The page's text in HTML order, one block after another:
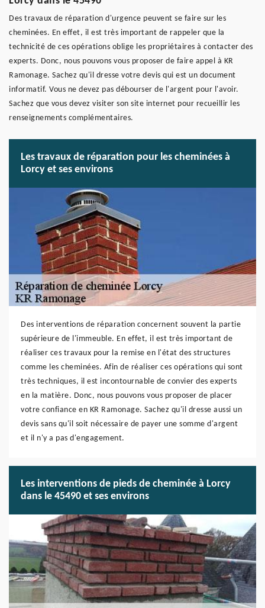
Des travaux de réparation d'urgence peuvent se faire sur les
cheminées. En effet, il est très important de rappeler que la
technicité de ces opérations oblige les propriétaires à contacter des
experts. Donc, nous pouvons vous proposer de faire appel à KR
Ramonage. Sachez qu'il dresse votre devis qui est un document
informatif. Vous ne devez pas débourser de l'argent pour l'avoir.
Sachez que vous devez visiter son site internet pour recueillir les
renseignements complémentaires.
Les travaux de réparation pour les cheminées à
Lorcy et ses environs
Des interventions de réparation concernent souvent la partie
supérieure de l'immeuble. En effet, il est très important de
réaliser ces travaux pour la remise en l'état des structures
comme les cheminées. Afin de réaliser ces opérations qui sont
très techniques, il est incontournable de convier des experts
en la matière. Donc, nous pouvons vous proposer de placer
votre confiance en KR Ramonage. Sachez qu'il dresse aussi un
devis sans qu'il soit nécessaire de payer une somme d'argent
et il n'y a pas d'engagement.
Les interventions de pieds de cheminée à Lorcy
dans le 45490 et ses environs